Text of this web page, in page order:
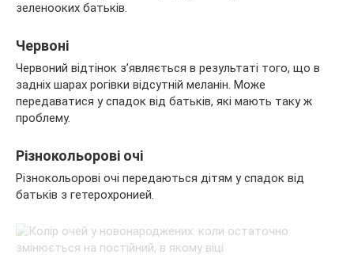
зеленооких батьків.
Червоні
Червоний відтінок з’являється в результаті того, що в
задніх шарах рогівки відсутній меланін. Може
передаватися у спадок від батьків, які мають таку ж
проблему.
Різнокольорові очі
Різнокольорові очі передаються дітям у спадок від
батьків з гетерохронией.